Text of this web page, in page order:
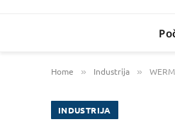
Home » Industrija »
INDUSTRIJA